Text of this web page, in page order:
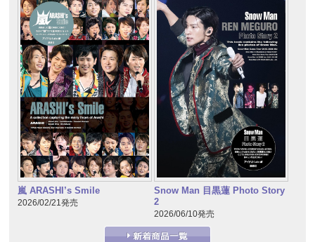
嵐 ARASHI’s Smile
2026/02/21発売
Snow Man 目黒蓮 Photo Story
2
2026/06/10発売